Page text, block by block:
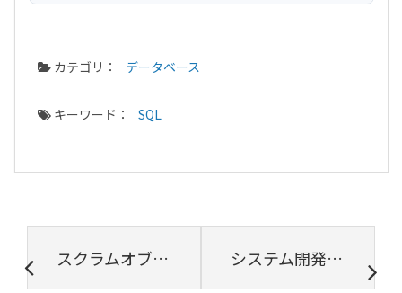
カテゴリ： データベース
キーワード： SQL
スクラムオブスクラムについて理解する｜目的・全体像・ルール・メリットを解説 システム開発におけるコミュニケーション管理の手順とポイント